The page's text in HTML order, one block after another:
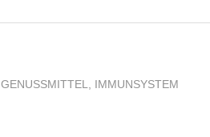
GENUSSMITTEL, IMMUNSYSTEM